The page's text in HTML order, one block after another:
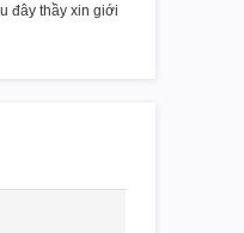
đây thầy xin giới